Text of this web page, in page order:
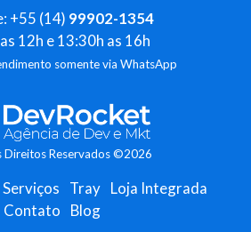
+55 (14) 99902-1354
12h e 13:30h as 16h
somente via WhatsApp
Direitos Reservados ©2026
Serviços Tray Loja Integrada
Contato
Blog